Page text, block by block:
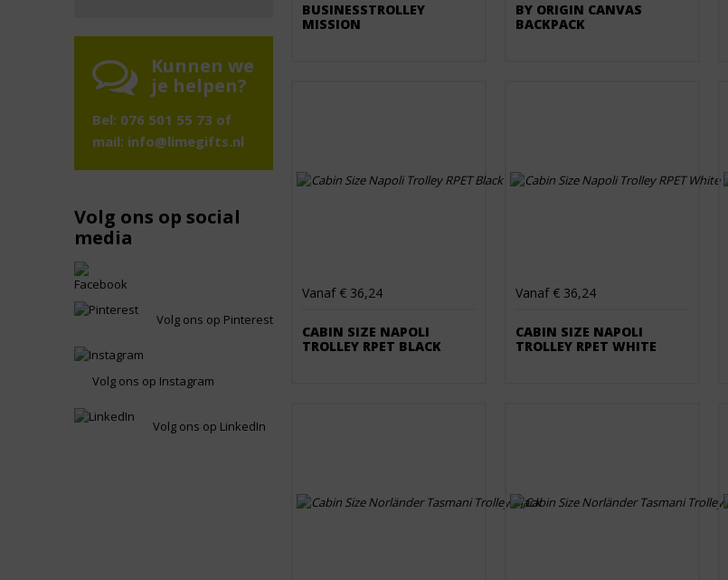
Kunnen we
je helpen?
Bel: 076 501 55 73 of
mail: info@limegifts.nl
Volg ons op social
media
Volg ons op Pinterest
Volg ons op Instagram
Volg ons op LinkedIn
BUSINESSTROLLEY
MISSION
BY ORIGIN CANVAS
BACKPACK
Vanaf € 36,24
CABIN SIZE NAPOLI
TROLLEY RPET BLACK
Vanaf € 36,24
CABIN SIZE NAPOLI
TROLLEY RPET WHITE